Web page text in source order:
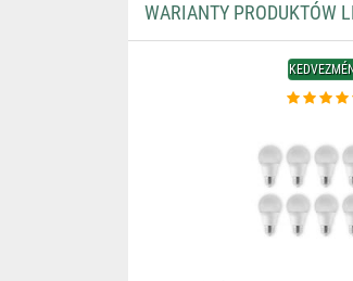
WARIANTY PRODUKTÓW